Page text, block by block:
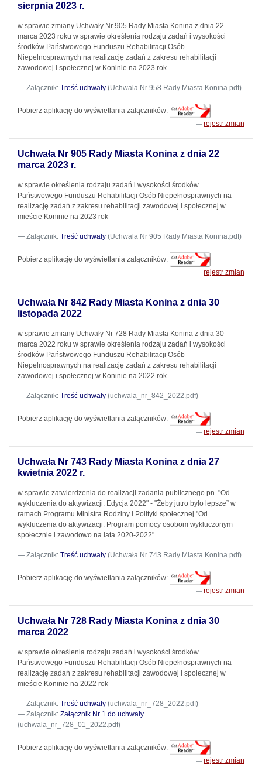
sierpnia 2023 r.
w sprawie zmiany Uchwały Nr 905 Rady Miasta Konina z dnia 22
marca 2023 roku w sprawie określenia rodzaju zadań i wysokości
środków Państwowego Funduszu Rehabilitacji Osób
Niepełnosprawnych na realizację zadań z zakresu rehabilitacji
zawodowej i społecznej w Koninie na 2023 rok
Załącznik: Treść uchwały (Uchwala Nr 958 Rady Miasta Konina.pdf)
Pobierz aplikację do wyświetlania załączników:
rejestr zmian
Uchwała Nr 905 Rady Miasta Konina z dnia 22
marca 2023 r.
w sprawie określenia rodzaju zadań i wysokości środków
Państwowego Funduszu Rehabilitacji Osób Niepełnosprawnych na
realizację zadań z zakresu rehabilitacji zawodowej i społecznej w
mieście Koninie na 2023 rok
Załącznik: Treść uchwały (Uchwala Nr 905 Rady Miasta Konina.pdf)
Pobierz aplikację do wyświetlania załączników:
rejestr zmian
Uchwała Nr 842 Rady Miasta Konina z dnia 30
listopada 2022
w sprawie zmiany Uchwały Nr 728 Rady Miasta Konina z dnia 30
marca 2022 roku w sprawie określenia rodzaju zadań i wysokości
środków Państwowego Funduszu Rehabilitacji Osób
Niepełnosprawnych na realizację zadań z zakresu rehabilitacji
zawodowej i społecznej w Koninie na 2022 rok
Załącznik: Treść uchwały (uchwala_nr_842_2022.pdf)
Pobierz aplikację do wyświetlania załączników:
rejestr zmian
Uchwała Nr 743 Rady Miasta Konina z dnia 27
kwietnia 2022 r.
w sprawie zatwierdzenia do realizacji zadania publicznego pn. "Od
wykluczenia do aktywizacji. Edycja 2022" - "Żeby jutro było lepsze” w
ramach Programu Ministra Rodziny i Polityki społecznej "Od
wykluczenia do aktywizacji. Program pomocy osobom wykluczonym
społecznie i zawodowo na lata 2020-2022"
Załącznik: Treść uchwały (Uchwała Nr 743 Rady Miasta Konina.pdf)
Pobierz aplikację do wyświetlania załączników:
rejestr zmian
Uchwała Nr 728 Rady Miasta Konina z dnia 30
marca 2022
w sprawie określenia rodzaju zadań i wysokości środków
Państwowego Funduszu Rehabilitacji Osób Niepełnosprawnych na
realizację zadań z zakresu rehabilitacji zawodowej i społecznej w
mieście Koninie na 2022 rok
Załącznik: Treść uchwały (uchwala_nr_728_2022.pdf)
Załącznik: Załącznik Nr 1 do uchwały
(uchwala_nr_728_01_2022.pdf)
Pobierz aplikację do wyświetlania załączników:
rejestr zmian